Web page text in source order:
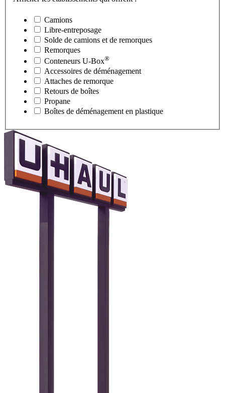
Camions
Libre-entreposage
Solde de camions et de remorques
Remorques
Conteneurs U-Box®
Accessoires de déménagement
Attaches de remorque
Retours de boîtes
Propane
Boîtes de déménagement en plastique